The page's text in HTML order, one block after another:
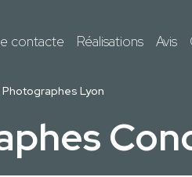
contacte Réalisations Avis
Photographes Lyon